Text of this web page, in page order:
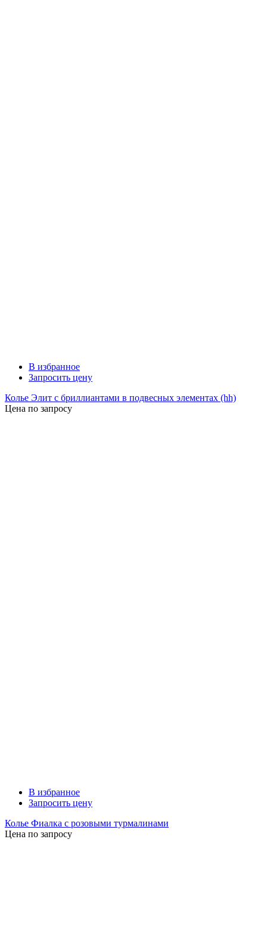
В избранное
Запросить цену
Колье Элит с бриллиантами в подвесных элементах (hh)
Цена по запросу
В избранное
Запросить цену
Колье Фиалка с розовыми турмалинами
Цена по запросу